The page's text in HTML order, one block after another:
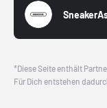
*Diese Seite enthält
Für Dich entstehen